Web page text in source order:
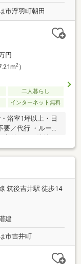
市浮羽町朝田
円
2）
二人暮らし
インターネット無料
浴室1坪以上・日
／代行 ・ルーム
筑後吉井駅 徒歩14
建
市吉井町